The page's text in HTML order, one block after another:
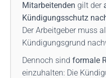
Mitarbeitenden gilt der
Kündigungsschutz
Der Arbeitgeber muss
Kündigungsgrund
Dennoch sind formale
einzuhalten: Die